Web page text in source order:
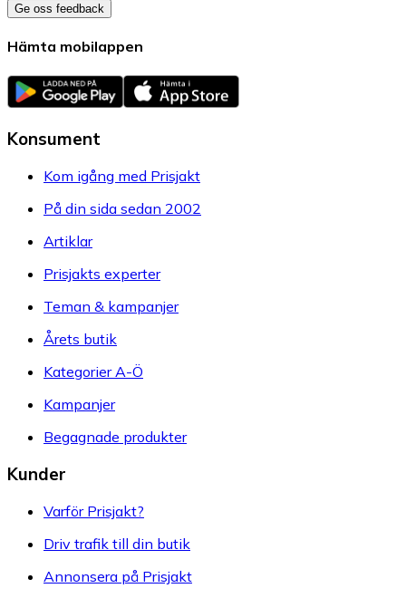
Ge oss feedback
Hämta mobilappen
Konsument
Kom igång med Prisjakt
På din sida sedan 2002
Artiklar
Prisjakts experter
Teman & kampanjer
Årets butik
Kategorier A-Ö
Kampanjer
Begagnade produkter
Kunder
Varför Prisjakt?
Driv trafik till din butik
Annonsera på Prisjakt